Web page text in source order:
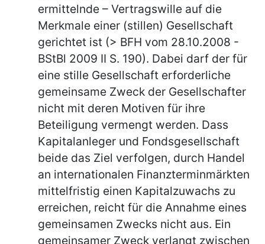
ermittelnde – Vertragswille auf die
Merkmale einer (stillen) Gesellschaft
gerichtet ist (> BFH vom 28.10.2008 -
BStBl 2009 II S. 190). Dabei darf der für
eine stille Gesellschaft erforderliche
gemeinsame Zweck der Gesellschafter
nicht mit deren Motiven für ihre
Beteiligung vermengt werden. Dass
Kapitalanleger und Fondsgesellschaft
beide das Ziel verfolgen, durch Handel
an internationalen Finanzterminmärkten
mittelfristig einen Kapitalzuwachs zu
erreichen, reicht für die Annahme eines
gemeinsamen Zwecks nicht aus. Ein
gemeinsamer Zweck verlangt zwischen